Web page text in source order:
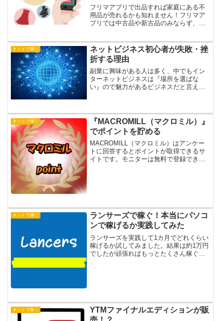
フリマアプリで出品すれば家庭にある不
用品が売れるかも知れません！フリマア
プリでは中古品や新古品のみならず、新
らい物で使わない物ですよ。どのフリマ
アプリが皆さんにとって使...
ネットで稼ぐ
ネットビジネス初心者が失敗・挫
折する理由
副業に興味がある人は多く、中でもイン
ターネットビジネスは『場所を選ばな
い』ので魅力があるビジネスだと言えま
は！！
ネットで稼ぐ
『MACROMILL（マクロミル）』
でポイントを貯める
MACROMILL（マクロミル）はアンケー
トに回答するとポイントが取得できるサ
イトです。モニターは無料で登録できま
ネットで稼ぐ
ランサーズで稼ぐ！本当にパソコ
ンで稼げるか実践してみた
ランサーズを実践して1カ月でどれくらい
稼げるか試してみました。結果は約1万円
でしたが頑張ればもっとたくさん稼ぐこ
ネットで稼ぐ
YTMファイナルエディションが販